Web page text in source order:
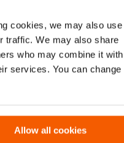
cookies, we may also use
traffic. We may also share
who may combine it with
services. You can change
Allow all cookies
minimale